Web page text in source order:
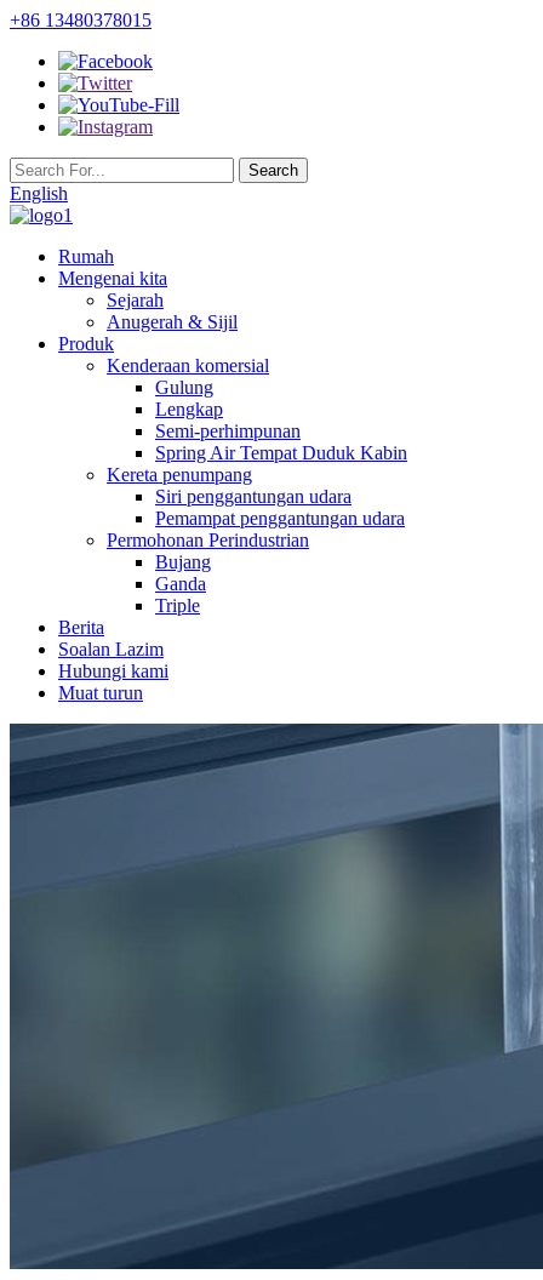
+86 13480378015
English
Rumah
Mengenai kita
Sejarah
Anugerah & Sijil
Produk
Kenderaan komersial
Gulung
Lengkap
Semi-perhimpunan
Spring Air Tempat Duduk Kabin
Kereta penumpang
Siri penggantungan udara
Pemampat penggantungan udara
Permohonan Perindustrian
Bujang
Ganda
Triple
Berita
Soalan Lazim
Hubungi kami
Muat turun